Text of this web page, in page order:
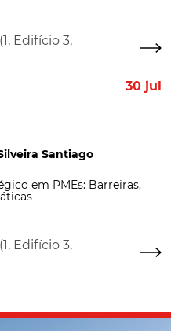
Edifício 3,
30 jul
Santiago
em PMEs: Barreiras,
Edifício 3,